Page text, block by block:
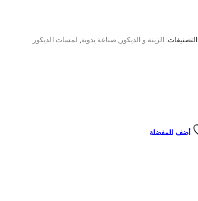
التصنيفات:الزينة و الديكور ,صناعة يدوية لمسات الديكور
أضف للمفضلة